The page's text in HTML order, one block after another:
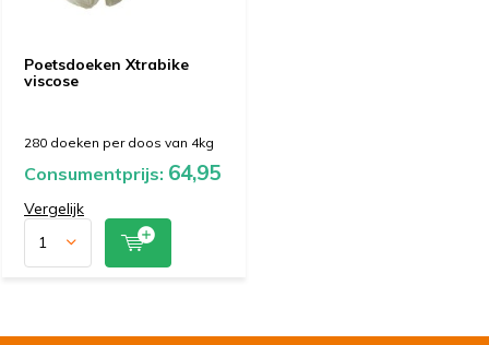
Poetsdoeken Xtrabike
viscose
280 doeken per doos van 4kg
Consumentprijs: 64,95
Vergelijk